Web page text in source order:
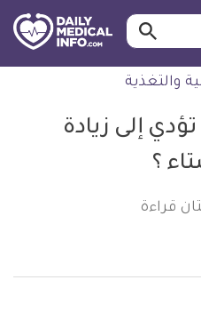
ابحث…
والتغذية
إلى زيادة
؟
قراءة